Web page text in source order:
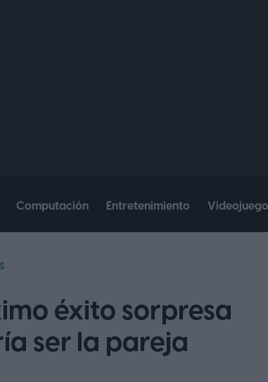
Computación Entretenimiento
éxito sorpresa
ser la pareja